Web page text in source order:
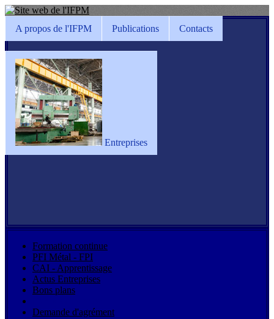
A propos de l'IFPM Publications Contacts
Entreprises
Formation continue
PFI Métal - FPI
CAI - Apprentissage
Actus Entreprises
Bons plans
Demande d'agrément